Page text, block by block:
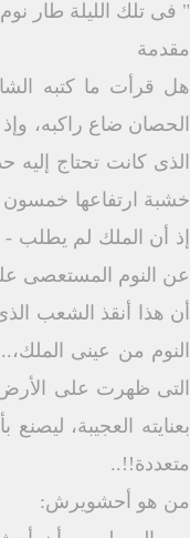
" فى تلك الليلة طار نوم
مقدمة
هل قرأت ما كتبه
الحصان ضاع راكبه،
الذى كانت تحتاج إليه
خشبة ارتفاعها خمسون
إذ أن الملك لم يطلب -
عن النوم المستعصى
أن هذا أنقذ الشعب
النوم من عينى
التى ظهرت على
بعنايته العجيبة،
متعددة!!..
من هو أحشويرش: